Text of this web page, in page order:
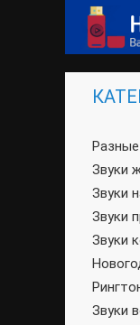
Разные
Звуки
Звуки
Звуки
Звуки
Звуки